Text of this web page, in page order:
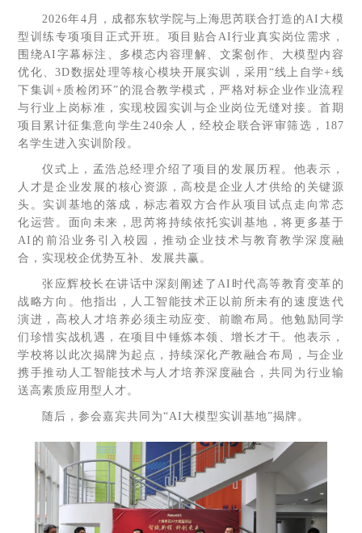
2026年4月，成都东软学院与上海思芮联合打造的AI大模
型训练专项项目正式开班。项目贴合AI行业真实岗位需求，
围绕AI字幕标注、多模态内容理解、文案创作、大模型内容
优化、3D数据处理等核心模块开展实训，采用“线上自学+线
下集训+质检闭环”的混合教学模式，严格对标企业作业流程
与行业上岗标准，实现校园实训与企业岗位无缝对接。首期
项目累计征集意向学生240余人，经校企联合评审筛选，187
名学生进入实训阶段。
仪式上，孟浩总经理介绍了项目的发展历程。他表示，
人才是企业发展的核心资源，高校是企业人才供给的关键源
头。实训基地的落成，标志着双方合作从项目试点走向常态
化运营。面向未来，思芮将持续依托实训基地，将更多基于
AI的前沿业务引入校园，推动企业技术与教育教学深度融
合，实现校企优势互补、发展共赢。
张应辉校长在讲话中深刻阐述了AI时代高等教育变革的
战略方向。他指出，人工智能技术正以前所未有的速度迭代
演进，高校人才培养必须主动应变、前瞻布局。他勉励同学
们珍惜实战机遇，在项目中锤炼本领、增长才干。他表示，
学校将以此次揭牌为起点，持续深化产教融合布局，与企业
携手推动人工智能技术与人才培养深度融合，共同为行业输
送高素质应用型人才。
随后，参会嘉宾共同为“AI大模型实训基地”揭牌。